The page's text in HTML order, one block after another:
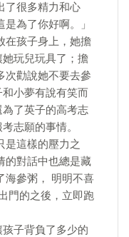
了很多精力和心
為了你好啊。」
在孩子身上，她擔
玩兒玩具了；擔
次勸說她不要去參
小夢有說有笑而
了英子的高考志
志願的事情。
是這樣的壓力之
的對話中也總是藏
海參粥， 明明不喜
門的之後，立即跑
子背負了多少的